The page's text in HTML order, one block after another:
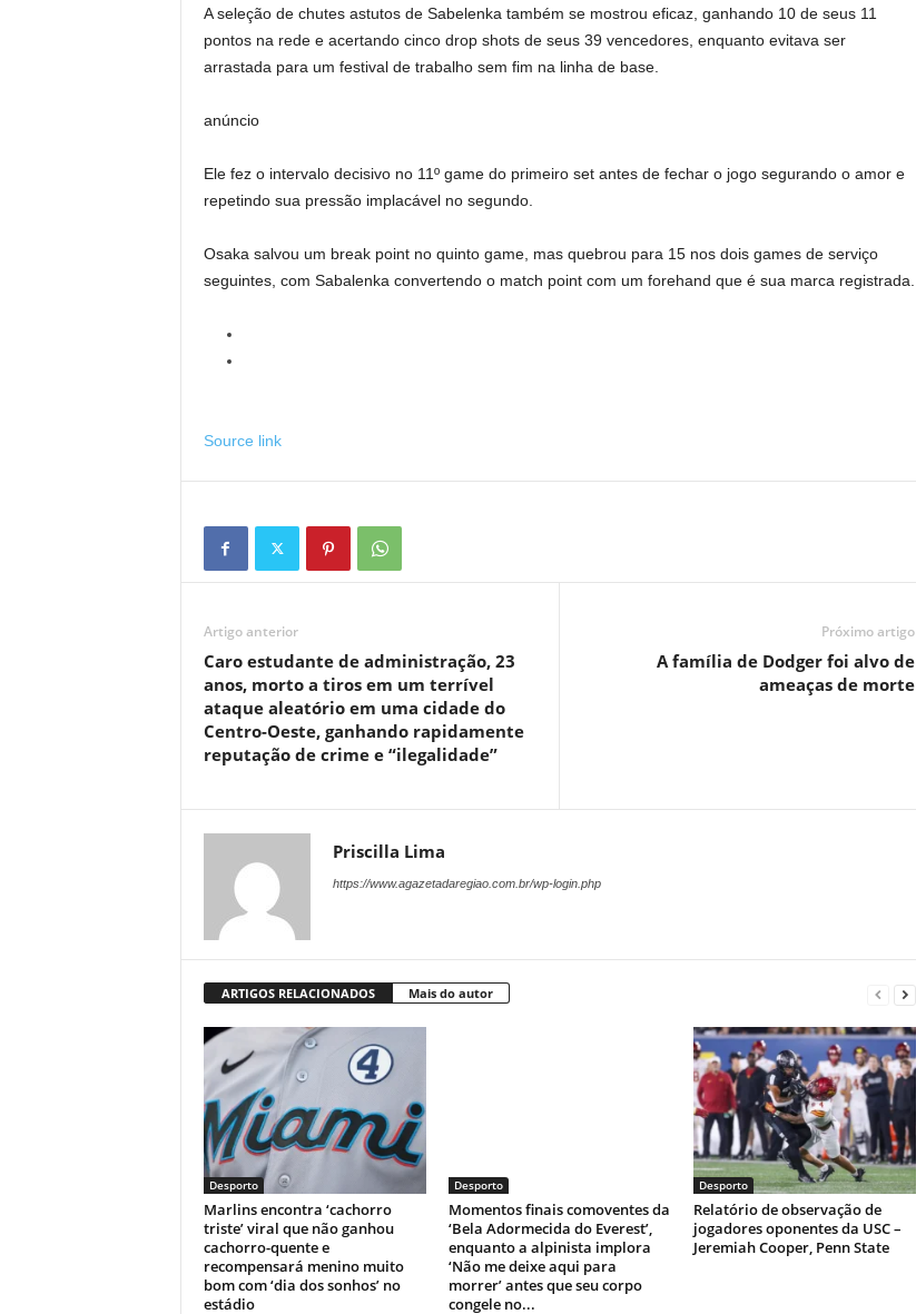
A seleção de chutes astutos de Sabelenka também se mostrou eficaz, ganhando 10 de seus 11
pontos na rede e acertando cinco drop shots de seus 39 vencedores, enquanto evitava ser
arrastada para um festival de trabalho sem fim na linha de base.
anúncio
Ele fez o intervalo decisivo no 11º game do primeiro set antes de fechar o jogo segurando o amor e
repetindo sua pressão implacável no segundo.
Osaka salvou um break point no quinto game, mas quebrou para 15 nos dois games de serviço
seguintes, com Sabalenka convertendo o match point com um forehand que é sua marca registrada.
Source link
Artigo anterior
Caro estudante de administração, 23
anos, morto a tiros em um terrível
ataque aleatório em uma cidade do
Centro-Oeste, ganhando rapidamente
reputação de crime e “ilegalidade”
Próximo artigo
A família de Dodger foi alvo de
ameaças de morte
Priscilla Lima
https://www.agazetadaregiao.com.br/wp-login.php
ARTIGOS RELACIONADOS Mais do autor
Desporto
Marlins encontra ‘cachorro
triste’ viral que não ganhou
cachorro-quente e
recompensará menino muito
bom com ‘dia dos sonhos’ no
estádio
Desporto
Momentos finais comoventes da
‘Bela Adormecida do Everest’,
enquanto a alpinista implora
‘Não me deixe aqui para
morrer’ antes que seu corpo
congele no...
Desporto
Relatório de observação de
jogadores oponentes da USC –
Jeremiah Cooper, Penn State